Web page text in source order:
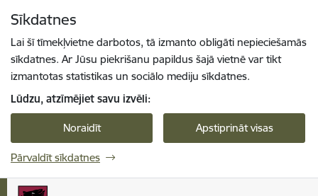
Sīkdatnes
Lai šī tīmekļvietne darbotos, tā izmanto obligāti nepieciešamās
sīkdatnes. Ar Jūsu piekrišanu papildus šajā vietnē var tikt
izmantotas statistikas un sociālo mediju sīkdatnes.
Lūdzu, atzīmējiet savu izvēli:
Noraidīt Apstiprināt visas
Pārvaldīt sīkdatnes